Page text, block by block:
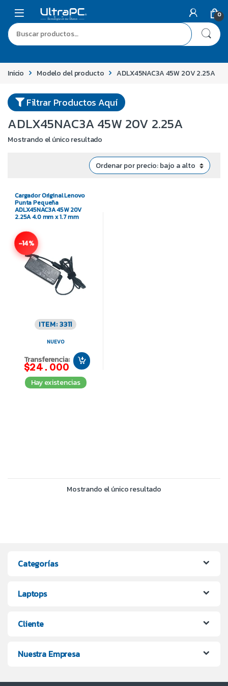
0
Inicio Modelo del producto ADLX45NAC3A 45W 20V 2.25A
Filtrar Productos Aquí
ADLX45NAC3A 45W 20V 2.25A
Mostrando el único resultado
Cargador Original Lenovo
Punta Pequeña
ADLX45NAC3A 45W 20V
2.25A 4.0 mm x 1.7 mm
-14%
ITEM: 3311
NUEVO
Transferencia:
$24.000
Hay existencias
Mostrando el único resultado
Categorías
Laptops
Cliente
Nuestra Empresa